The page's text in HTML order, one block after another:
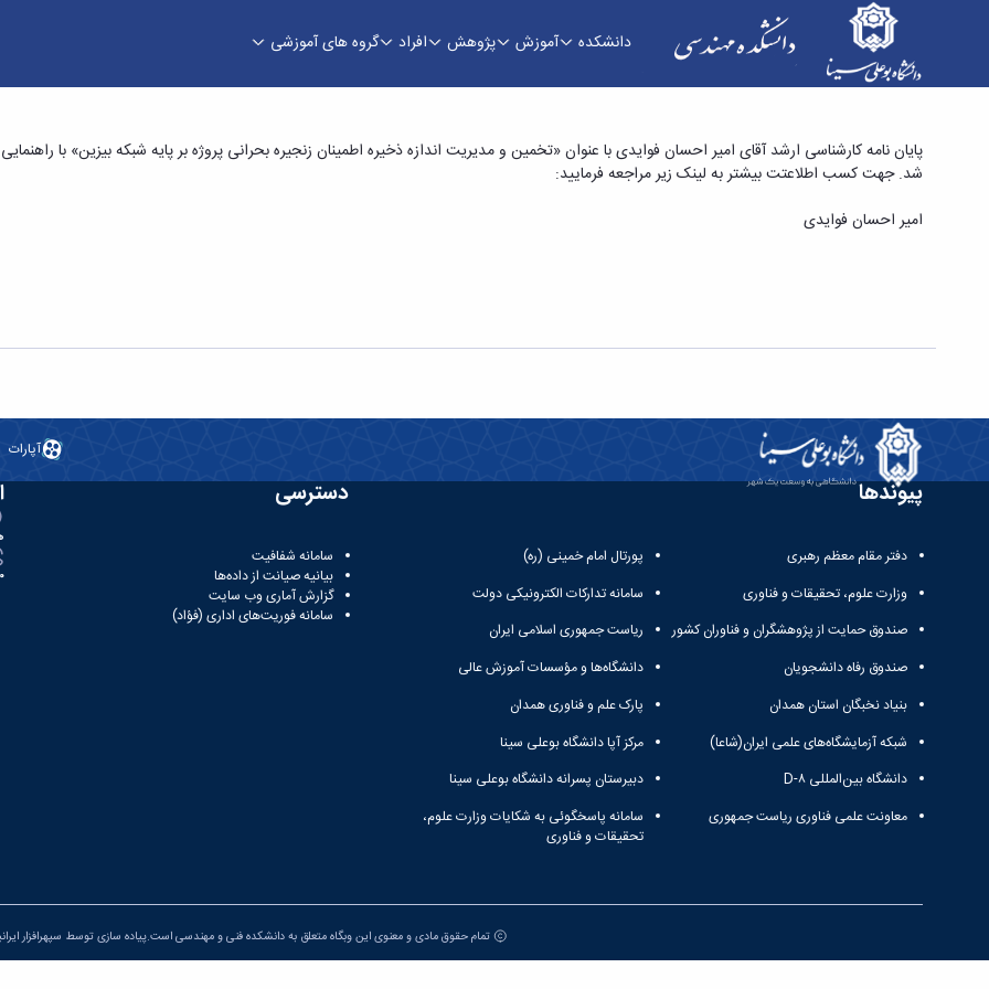
دانشکده آموزش پژوهش افراد گروه های آموزشی
پایان نامه کارشناسی ارشد آقای امیر احسان فوایدی با عنوان «تخمین و مدیریت اندازه ذخیره اطمینان
فنی و مهندسی
شد. جهت کسب اطلاعتت بیشتر به لینک زیر مراجعه فرمایید:
امیر احسان فوایدی
آپارات
پیوندها
دفتر مقام معظم رهبری
وزارت علوم، تحقیقات و فناوری
صندوق حمایت از پژوهشگران و فناوران کشور
صندوق رفاه دانشجویان
بنیاد نخبگان استان همدان
شبکه آزمایشگاه‌های علمی ایران(شاعا)
دانشگاه بین‌المللی D-۸
معاونت علمی فناوری ریاست جمهوری
پورتال امام خمینی (ره)
سامانه تدارکات الکترونیکی دولت
ریاست جمهوری اسلامی ایران
دانشگاه‌ها و مؤسسات آموزش عالی
پارک علم و فناوری همدان
مرکز آپا دانشگاه بوعلی سینا
دبیرستان پسرانه دانشگاه بوعلی سینا
سامانه پاسخگوئی به شکایات وزارت علوم،
تحقیقات و فناوری
دسترسی
سامانه شفافیت
بیانیه صیانت از داده‌ها
گزارش آماری وب‌ سایت
سامانه فوریت‌های اداری (فؤاد)
تمام حقوق مادی و معنوی این وبگاه متعلق به دانشکده فنی و مهندسی است.پیاده سازی توسط سپهرافزار